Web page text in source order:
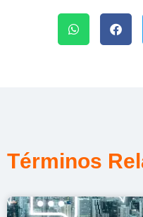
Términos